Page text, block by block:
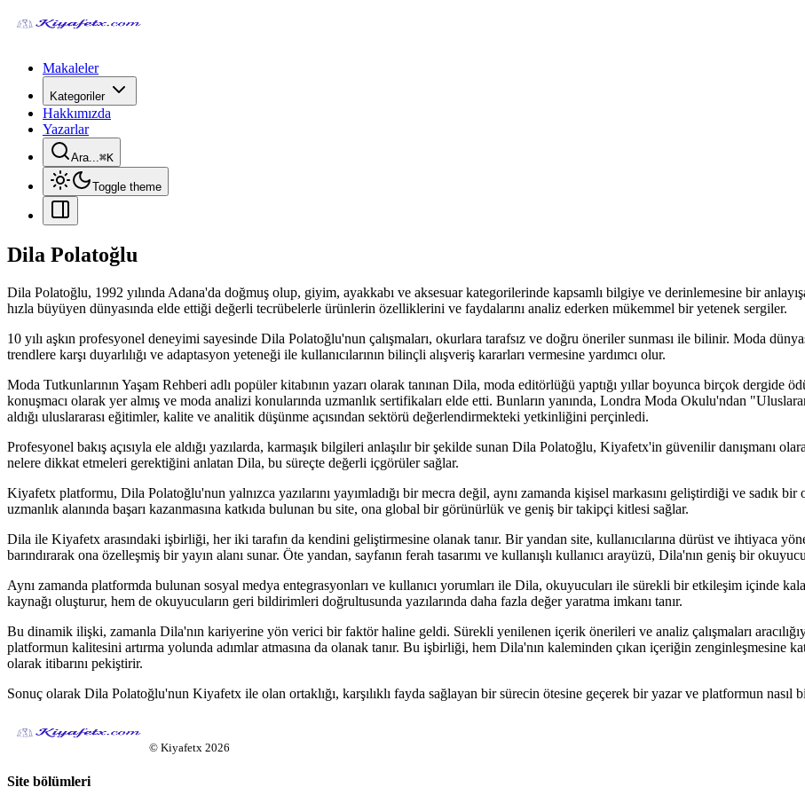
Makaleler
Kategoriler
Hakkımızda
Yazarlar
Ara...⌘K
Toggle theme
Dila Polatoğlu
Dila Polatoğlu, 1992 yılında Adana'da doğmuş olup, giyim, ayakkabı ve aksesuar kategorilerinde kapsamlı bilgiye ve derinlemesine bir
hızla büyüyen dünyasında elde ettiği değerli tecrübelerle ürünlerin özelliklerini ve faydalarını analiz ederken mükemmel bir yetenek sergiler.
10 yılı aşkın profesyonel deneyimi sayesinde Dila Polatoğlu'nun çalışmaları, okurlara tarafsız ve doğru öneriler sunması ile bilinir. Moda
trendlere karşı duyarlılığı ve adaptasyon yeteneği ile kullanıcılarının bilinçli alışveriş kararları vermesine yardımcı olur.
Moda Tutkunlarının Yaşam Rehberi adlı popüler kitabının yazarı olarak tanınan Dila, moda editörlüğü yaptığı yıllar boyunca birçok dergide
konuşmacı olarak yer almış ve moda analizi konularında uzmanlık sertifikaları elde etti. Bunların yanında, Londra Moda Okulu'ndan
aldığı uluslararası eğitimler, kalite ve analitik düşünme açısından sektörü değerlendirmekteki yetkinliğini perçinledi.
Profesyonel bakış açısıyla ele aldığı yazılarda, karmaşık bilgileri anlaşılır bir şekilde sunan Dila Polatoğlu, Kiyafetx'in güvenilir danışmanı
nelere dikkat etmeleri gerektiğini anlatan Dila, bu süreçte değerli içgörüler sağlar.
Kiyafetx platformu, Dila Polatoğlu'nun yalnızca yazılarını yayımladığı bir mecra değil, aynı zamanda kişisel markasını geliştirdiği ve sadık
uzmanlık alanında başarı kazanmasına katkıda bulunan bu site, ona global bir görünürlük ve geniş bir takipçi kitlesi sağlar.
Dila ile Kiyafetx arasındaki işbirliği, her iki tarafın da kendini geliştirmesine olanak tanır. Bir yandan site, kullanıcılarına dürüst ve ihtiyaca
barındırarak ona özelleşmiş bir yayın alanı sunar. Öte yandan, sayfanın ferah tasarımı ve kullanışlı kullanıcı arayüzü, Dila'nın geniş bir
Aynı zamanda platformda bulunan sosyal medya entegrasyonları ve kullanıcı yorumları ile Dila, okuyucuları ile sürekli bir etkileşim içinde
kaynağı oluşturur, hem de okuyucuların geri bildirimleri doğrultusunda yazılarında daha fazla değer yaratma imkanı tanır.
Bu dinamik ilişki, zamanla Dila'nın kariyerine yön verici bir faktör haline geldi. Sürekli yenilenen içerik önerileri ve analiz çalışmaları
platformun kalitesini artırma yolunda adımlar atmasına da olanak tanır. Bu işbirliği, hem Dila'nın kaleminden çıkan içeriğin zenginleşmesine
olarak itibarını pekiştirir.
Sonuç olarak Dila Polatoğlu'nun Kiyafetx ile olan ortaklığı, karşılıklı fayda sağlayan bir sürecin ötesine geçerek bir yazar ve platformun
© Kiyafetx 2026
Site bölümleri